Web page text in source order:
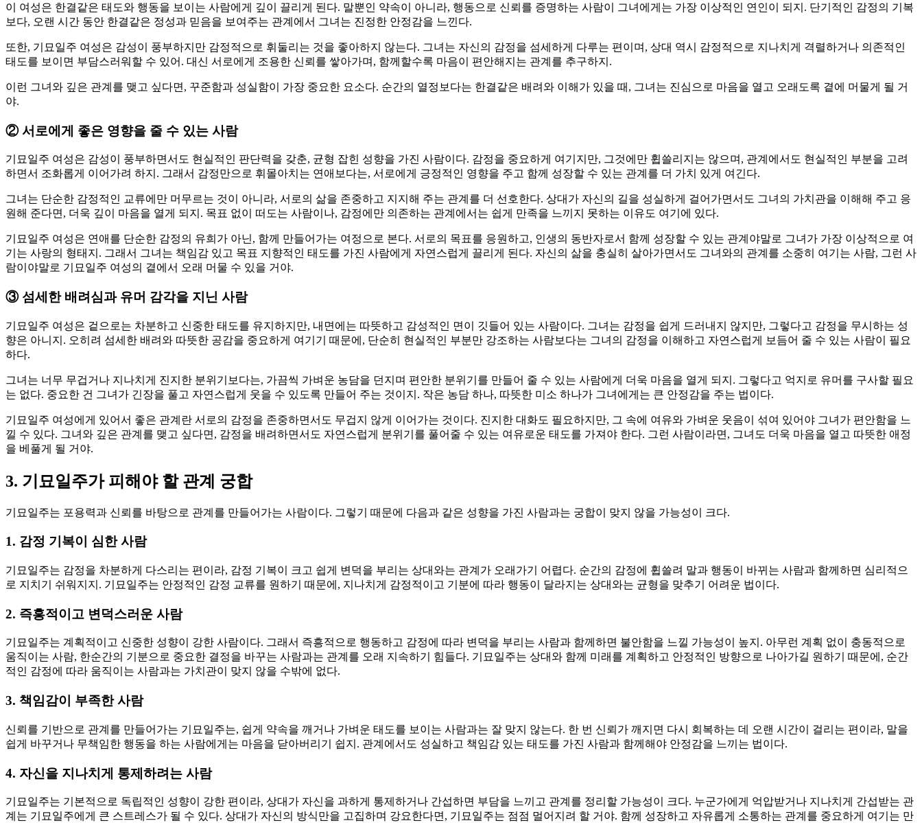
이 여성은 한결같은 태도와 행동을 보이는 사람에게 깊이 끌리게 된다. 말뿐인 약속이 아니라, 행동으로 신뢰를 증명하는 사람이 그녀에게는 가장 이상적인 연인이 되지. 단기적인 감정의 기복
보다, 오랜 시간 동안 한결같은 정성과 믿음을 보여주는 관계에서 그녀는 진정한 안정감을 느낀다.
또한, 기묘일주 여성은 감성이 풍부하지만 감정적으로 휘둘리는 것을 좋아하지 않는다. 그녀는 자신의 감정을 섬세하게 다루는 편이며, 상대 역시 감정적으로 지나치게 격렬하거나 의존적인
태도를 보이면 부담스러워할 수 있어. 대신 서로에게 조용한 신뢰를 쌓아가며, 함께할수록 마음이 편안해지는 관계를 추구하지.
이런 그녀와 깊은 관계를 맺고 싶다면, 꾸준함과 성실함이 가장 중요한 요소다. 순간의 열정보다는 한결같은 배려와 이해가 있을 때, 그녀는 진심으로 마음을 열고 오래도록 곁에 머물게 될 거
야.
②서로에게 좋은 영향을 줄 수 있는 사람
기묘일주 여성은 감성이 풍부하면서도 현실적인 판단력을 갖춘, 균형 잡힌 성향을 가진 사람이다. 감정을 중요하게 여기지만, 그것에만 휩쓸리지는 않으며, 관계에서도 현실적인 부분을 고려
하면서 조화롭게 이어가려 하지. 그래서 감정만으로 휘몰아치는 연애보다는, 서로에게 긍정적인 영향을 주고 함께 성장할 수 있는 관계를 더 가치 있게 여긴다.
그녀는 단순한 감정적인 교류에만 머무르는 것이 아니라, 서로의 삶을 존중하고 지지해 주는 관계를 더 선호한다. 상대가 자신의 길을 성실하게 걸어가면서도 그녀의 가치관을 이해해 주고 응
원해 준다면, 더욱 깊이 마음을 열게 되지. 목표 없이 떠도는 사람이나, 감정에만 의존하는 관계에서는 쉽게 만족을 느끼지 못하는 이유도 여기에 있다.
기묘일주 여성은 연애를 단순한 감정의 유희가 아닌, 함께 만들어가는 여정으로 본다. 서로의 목표를 응원하고, 인생의 동반자로서 함께 성장할 수 있는 관계야말로 그녀가 가장 이상적으로 여
기는 사랑의 형태지. 그래서 그녀는 책임감 있고 목표 지향적인 태도를 가진 사람에게 자연스럽게 끌리게 된다. 자신의 삶을 충실히 살아가면서도 그녀와의 관계를 소중히 여기는 사람, 그런 사
람이야말로 기묘일주 여성의 곁에서 오래 머물 수 있을 거야.
③ 섬세한 배려심과 유머 감각을 지닌 사람
기묘일주 여성은 겉으로는 차분하고 신중한 태도를 유지하지만, 내면에는 따뜻하고 감성적인 면이 깃들어 있는 사람이다. 그녀는 감정을 쉽게 드러내지 않지만, 그렇다고 감정을 무시하는 성
향은 아니지. 오히려 섬세한 배려와 따뜻한 공감을 중요하게 여기기 때문에, 단순히 현실적인 부분만 강조하는 사람보다는 그녀의 감정을 이해하고 자연스럽게 보듬어 줄 수 있는 사람이 필요
하다.
그녀는 너무 무겁거나 지나치게 진지한 분위기보다는, 가끔씩 가벼운 농담을 던지며 편안한 분위기를 만들어 줄 수 있는 사람에게 더욱 마음을 열게 되지. 그렇다고 억지로 유머를 구사할 필요
는 없다. 중요한 건 그녀가 긴장을 풀고 자연스럽게 웃을 수 있도록 만들어 주는 것이지. 작은 농담 하나, 따뜻한 미소 하나가 그녀에게는 큰 안정감을 주는 법이다.
기묘일주 여성에게 있어서 좋은 관계란 서로의 감정을 존중하면서도 무겁지 않게 이어가는 것이다. 진지한 대화도 필요하지만, 그 속에 여유와 가벼운 웃음이 섞여 있어야 그녀가 편안함을 느
낄 수 있다. 그녀와 깊은 관계를 맺고 싶다면, 감정을 배려하면서도 자연스럽게 분위기를 풀어줄 수 있는 여유로운 태도를 가져야 한다. 그런 사람이라면, 그녀도 더욱 마음을 열고 따뜻한 애정
을 베풀게 될 거야.
3. 기묘일주가 피해야 할 관계 궁합
기묘일주는 포용력과 신뢰를 바탕으로 관계를 만들어가는 사람이다. 그렇기 때문에 다음과 같은 성향을 가진 사람과는 궁합이 맞지 않을 가능성이 크다.
1. 감정 기복이 심한 사람
기묘일주는 감정을 차분하게 다스리는 편이라, 감정 기복이 크고 쉽게 변덕을 부리는 상대와는 관계가 오래가기 어렵다. 순간의 감정에 휩쓸려 말과 행동이 바뀌는 사람과 함께하면 심리적으
로 지치기 쉬워지지. 기묘일주는 안정적인 감정 교류를 원하기 때문에, 지나치게 감정적이고 기분에 따라 행동이 달라지는 상대와는 균형을 맞추기 어려운 법이다.
2. 즉흥적이고 변덕스러운 사람
기묘일주는 계획적이고 신중한 성향이 강한 사람이다. 그래서 즉흥적으로 행동하고 감정에 따라 변덕을 부리는 사람과 함께하면 불안함을 느낄 가능성이 높지. 아무런 계획 없이 충동적으로
움직이는 사람, 한순간의 기분으로 중요한 결정을 바꾸는 사람과는 관계를 오래 지속하기 힘들다. 기묘일주는 상대와 함께 미래를 계획하고 안정적인 방향으로 나아가길 원하기 때문에, 순간
적인 감정에 따라 움직이는 사람과는 가치관이 맞지 않을 수밖에 없다.
3. 책임감이 부족한 사람
신뢰를 기반으로 관계를 만들어가는 기묘일주는, 쉽게 약속을 깨거나 가벼운 태도를 보이는 사람과는 잘 맞지 않는다. 한 번 신뢰가 깨지면 다시 회복하는 데 오랜 시간이 걸리는 편이라, 말을
쉽게 바꾸거나 무책임한 행동을 하는 사람에게는 마음을 닫아버리기 쉽지. 관계에서도 성실하고 책임감 있는 태도를 가진 사람과 함께해야 안정감을 느끼는 법이다.
4. 자신을 지나치게 통제하려는 사람
기묘일주는 기본적으로 독립적인 성향이 강한 편이라, 상대가 자신을 과하게 통제하거나 간섭하면 부담을 느끼고 관계를 정리할 가능성이 크다. 누군가에게 억압받거나 지나치게 간섭받는 관
계는 기묘일주에게 큰 스트레스가 될 수 있다. 상대가 자신의 방식만을 고집하며 강요한다면, 기묘일주는 점점 멀어지려 할 거야. 함께 성장하고 자유롭게 소통하는 관계를 중요하게 여기는 만